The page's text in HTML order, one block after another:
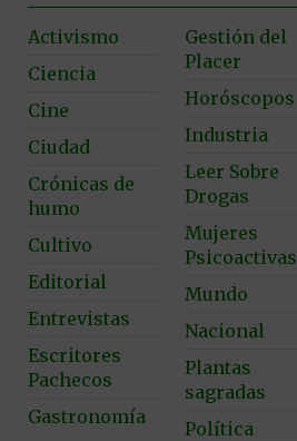
Activismo
Ciencia
Cine
Ciudad
Crónicas de
humo
Cultivo
Editorial
Entrevistas
Escritores
Pachecos
Gastronomía
Gestión del
Placer
Horóscopos
Industria
Leer Sobre
Drogas
Mujeres
Psicoactivas
Mundo
Nacional
Plantas
sagradas
Política